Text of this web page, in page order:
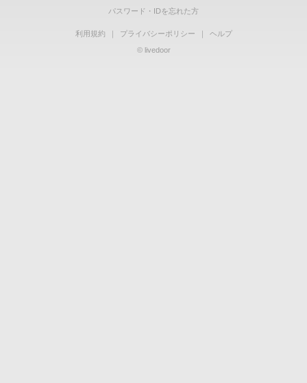
パスワード・IDを忘れた方
利用規約 ｜ プライバシーポリシー ｜
ヘルプ
© livedoor